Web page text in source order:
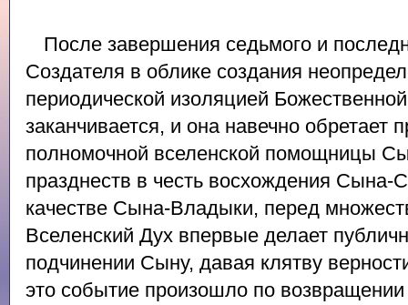
После завершения седьмого и
Создателя в облике создания
периодической изоляцией
заканчивается, и она навечно обретает
полномочной вселенской помощницы
празднеств в честь восхождения Сына-
качестве Сына-Владыки, перед
Вселенский Дух впервые делает
подчинении Сыну, давая клятву
это событие произошло по